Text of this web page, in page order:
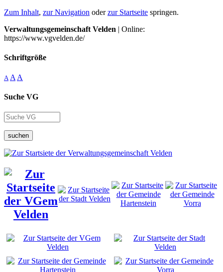
Zum Inhalt, zur Navigation oderzur Startseite springen.
Verwaltungsgemeinschaft Velden | Online:
https://www.vgvelden.de/
Schriftgröße
A A A
Suche VG
suchen